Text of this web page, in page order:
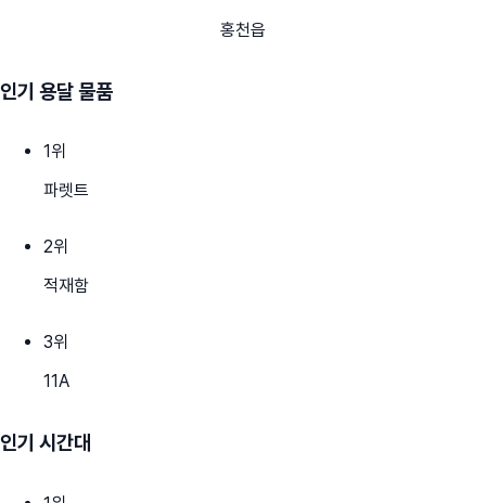
홍천읍
인기 용달 물품
1위
파렛트
2위
적재함
3위
11A
인기 시간대